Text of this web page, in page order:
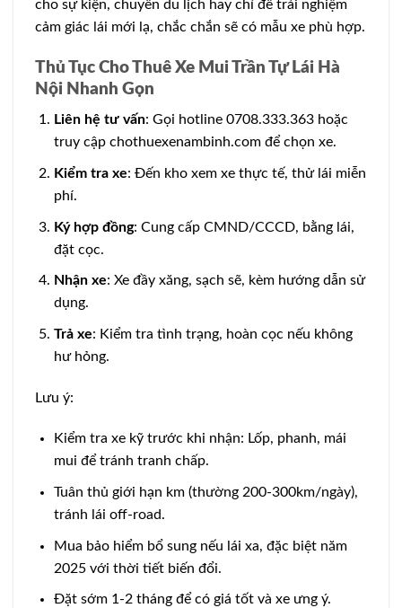
cho sự kiện, chuyến du lịch hay chỉ để trải nghiệm
cảm giác lái mới lạ, chắc chắn sẽ có mẫu xe phù hợp.
Thủ Tục Cho Thuê Xe Mui Trần Tự Lái Hà
Nội Nhanh Gọn
Liên hệ tư vấn: Gọi hotline 0708.333.363 hoặc
truy cập chothuexenambinh.com để chọn xe.
Kiểm tra xe: Đến kho xem xe thực tế, thử lái miễn
phí.
Ký hợp đồng: Cung cấp CMND/CCCD, bằng lái,
đặt cọc.
Nhận xe: Xe đầy xăng, sạch sẽ, kèm hướng dẫn sử
dụng.
Trả xe: Kiểm tra tình trạng, hoàn cọc nếu không
hư hỏng.
Lưu ý:
Kiểm tra xe kỹ trước khi nhận: Lốp, phanh, mái
mui để tránh tranh chấp.
Tuân thủ giới hạn km (thường 200-300km/ngày),
tránh lái off-road.
Mua bảo hiểm bổ sung nếu lái xa, đặc biệt năm
2025 với thời tiết biến đổi.
Đặt sớm 1-2 tháng để có giá tốt và xe ưng ý.